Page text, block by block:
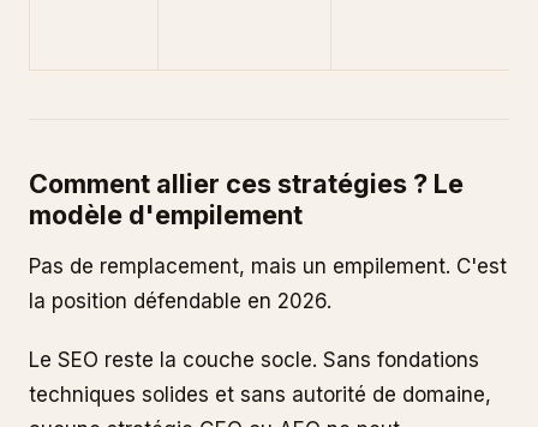
Comment allier ces stratégies ? Le
modèle d'empilement
Pas de remplacement, mais un empilement. C'est
la position défendable en 2026.
Le SEO reste la couche socle. Sans fondations
techniques solides et sans autorité de domaine,